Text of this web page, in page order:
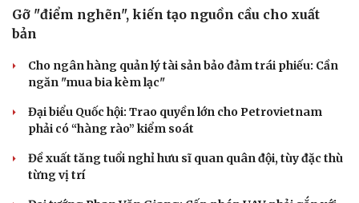
tưởng, phong cách Hồ Chí Minh
Đảng ủy các cơ quan Đảng Trung ương xây dựng phần
Đồng chí Trần Cẩm Tú: Bộ chỉ số đánh giá công việc
phải đo được kết quả thực chất
QUỐC HỘI